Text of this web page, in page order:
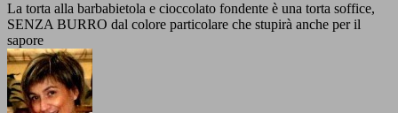
La torta alla barbabietola e cioccolato fondente è una torta soffice,
SENZA BURRO dal colore particolare che stupirà anche per il
sapore